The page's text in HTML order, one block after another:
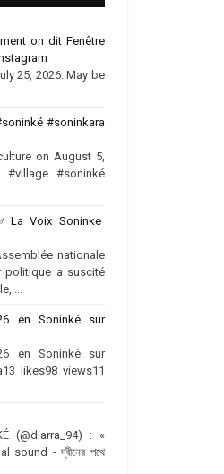
on dit Fenêtre
25, 2026. May be
#soninkara
on August 5,
#soninké
Voix Soninke
nationale
politique a suscité
...
en Soninké sur
en Soninké sur
likes98 views11
(@diarra_94) : «
- দ্বীনের পথে